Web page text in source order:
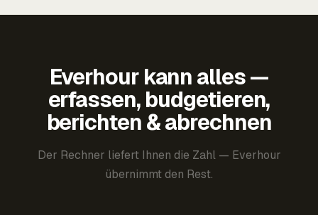
Everhour kann alles —
erfassen, budgetieren,
berichten & abrechnen
Der Rechner liefert Ihnen die Zahl — Everhour
übernimmt den Rest.